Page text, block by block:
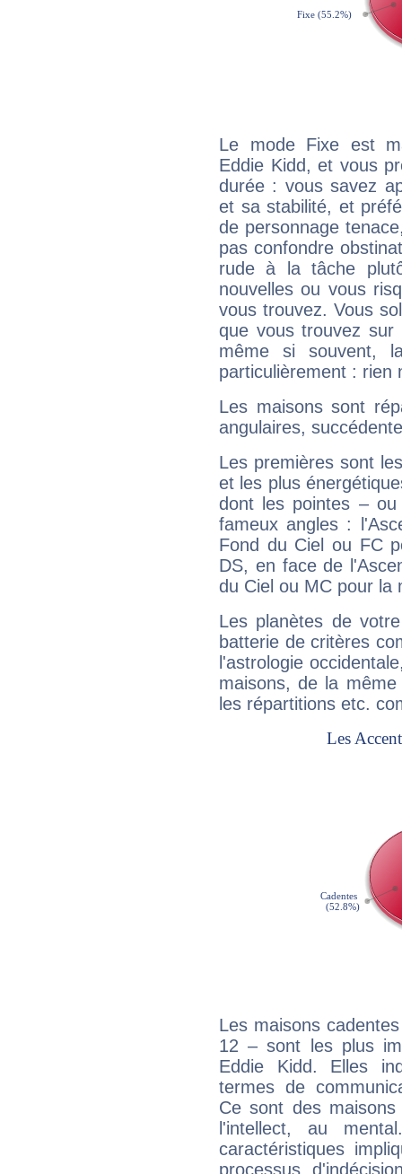
Le mode Fixe est
Eddie Kidd, et vous
durée : vous savez
et sa stabilité, et
de personnage
pas confondre
rude à la tâche
nouvelles ou vous
vous trouvez. Vous
que vous trouvez
même si souvent,
particulièrement : rien
Les maisons sont
angulaires,
Les premières sont
et les plus
dont les pointes –
fameux angles :
Fond du Ciel ou FC
DS, en face de
du Ciel ou MC pour la
Les planètes de
batterie de critères
l'astrologie
maisons, de la
les répartitions etc.
Les maisons
12 – sont les plus
Eddie Kidd. Elles
termes de
Ce sont des
l'intellect, au
caractéristiques
processus